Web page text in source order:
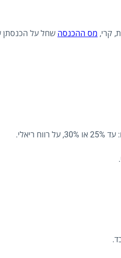
קרי, מס ההכנסה שחל על הכנסתן